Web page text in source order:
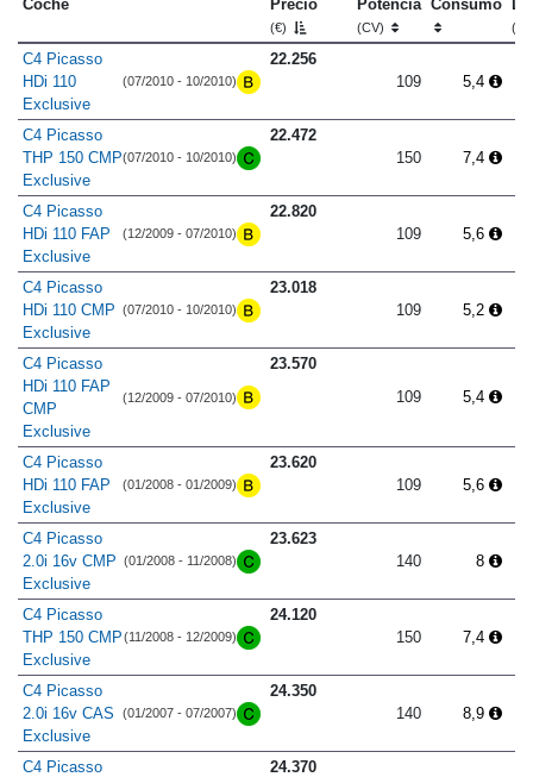
Coche
Precio
(€)
Potencia
(CV)
Consumo
C4 Picasso
HDi 110
Exclusive
(07/2010 - 10/2010)
22.256
109
5,4
C4 Picasso
THP 150 CMP
Exclusive
(07/2010 - 10/2010)
22.472
150
7,4
C4 Picasso
HDi 110 FAP
Exclusive
(12/2009 - 07/2010)
22.820
109
5,6
C4 Picasso
HDi 110 CMP
Exclusive
(07/2010 - 10/2010)
23.018
109
5,2
C4 Picasso
HDi 110 FAP
CMP
Exclusive
(12/2009 - 07/2010)
23.570
109
5,4
C4 Picasso
HDi 110 FAP
Exclusive
(01/2008 - 01/2009)
23.620
109
5,6
C4 Picasso
2.0i 16v CMP
Exclusive
(01/2008 - 11/2008)
23.623
140
8
C4 Picasso
THP 150 CMP
Exclusive
(11/2008 - 12/2009)
24.120
150
7,4
C4 Picasso
2.0i 16v CAS
Exclusive
(01/2007 - 07/2007)
24.350
140
8,9
C4 Picasso
24.370